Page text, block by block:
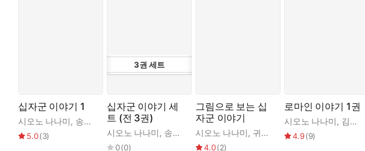
십자군 이야기 1
시오노 나나미, 송태욱 차용구
5.0(3)
3권 세트
십자군 이야기 세
트 (전 3권)
시오노 나나미, 송태욱 차용구
0(0)
그림으로 보는 십
자군 이야기
시오노 나나미, 귀스타브 도레 ,송태욱
4.0(2)
로마인 이야기 1권
시오노 나나미, 김석희
4.9(9)